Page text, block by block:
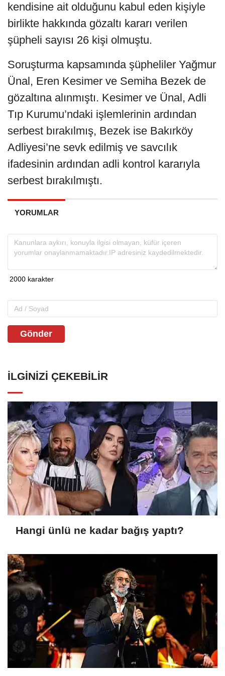
kendisine ait olduğunu kabul eden kişiyle
birlikte hakkında gözaltı kararı verilen
şüpheli sayısı 26 kişi olmuştu.
Soruşturma kapsamında şüpheliler Yağmur
Ünal, Eren Kesimer ve Semiha Bezek de
gözaltına alınmıştı. Kesimer ve Ünal, Adli
Tıp Kurumu’ndaki işlemlerinin ardından
serbest bırakılmış, Bezek ise Bakırköy
Adliyesi’ne sevk edilmiş ve savcılık
ifadesinin ardından adli kontrol kararıyla
serbest bırakılmıştı.
YORUMLAR
Gönder
İLGINIZI ÇEKEBILIR
Hangi ünlü ne kadar bağış yaptı?